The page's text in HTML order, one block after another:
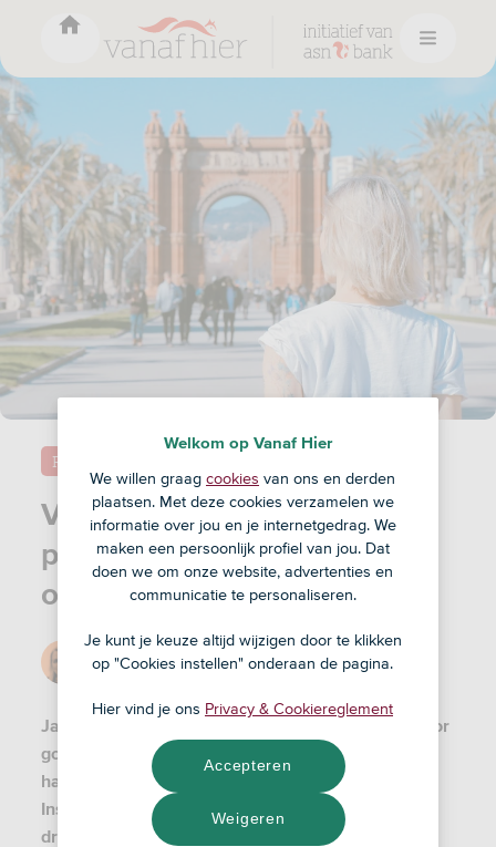
Vakantieplannen? Deze
plekken kun je beter
overslaan
Reizen
Pien
8 jun '23
Jaar in jaar uit groeit het toerisme wereldwijd. Door
goedkope vliegtickets lijkt de hele wereld binnen
handbereik te liggen, en prachtige kiekjes op
Instagram doen onze bucketlist met
droombestemmingen groeien. Maar hoe meer we
Welkom op Vanaf Hier
We willen graag cookies van ons en derden
plaatsen. Met deze cookies verzamelen we
informatie over jou en je internetgedrag. We
maken een persoonlijk profiel van jou. Dat
doen we om onze website, advertenties en
communicatie te personaliseren.
Je kunt je keuze altijd wijzigen door te klikken
op "Cookies instellen" onderaan de pagina.
Hier vind je ons Privacy & Cookiereglement
Weigeren
Accepteren